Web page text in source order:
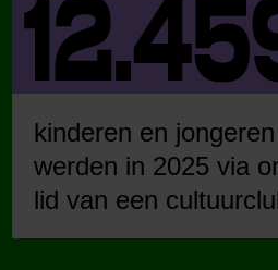
kinderen en jongeren
werden in 2025 via
lid van een